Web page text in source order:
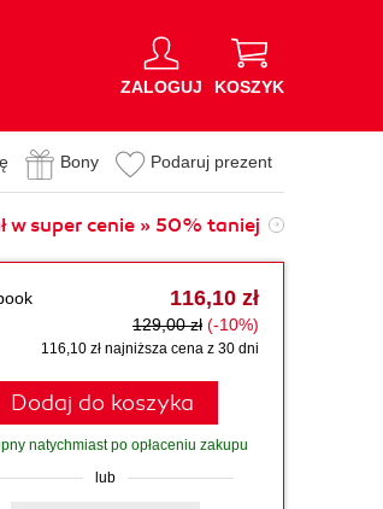
ZALOGUJ KOSZYK
Bony Podaruj prezent
w super cenie » 50% taniej
116,10 zł
129,00 zł (-10%)
116,10 zł najniższa cena z 30 dni
Dodaj do koszyka
natychmiast po opłaceniu zakupu
lub